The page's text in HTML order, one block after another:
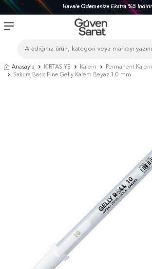
Havale Ödemenize Ekstra %5
Anasayfa KIRTASİYE Kalem
Permanent Kalem
Sakura Basıc Fine Gelly Kalem Beyaz 1.0 mm